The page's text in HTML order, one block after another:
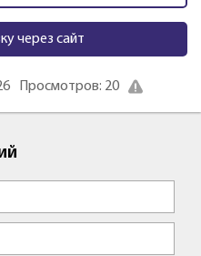
через сайт
Просмотров: 20